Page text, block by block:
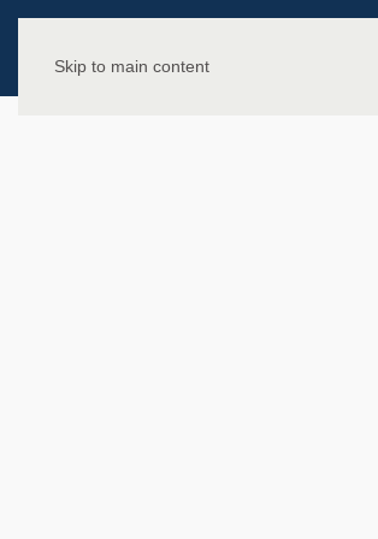
Skip to main content